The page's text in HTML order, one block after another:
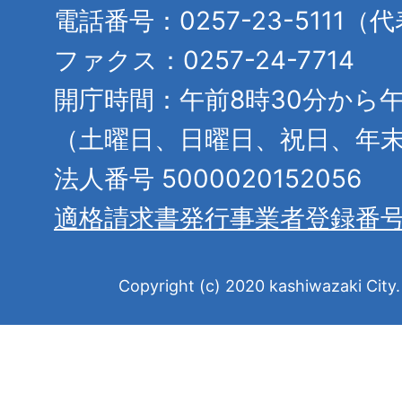
電話番号：0257-23-5111（代
ファクス：0257-24-7714
開庁時間：午前8時30分から
（土曜日、日曜日、祝日、年
法人番号 5000020152056
適格請求書発行事業者登録番
Copyright (c) 2020 kashiwazaki